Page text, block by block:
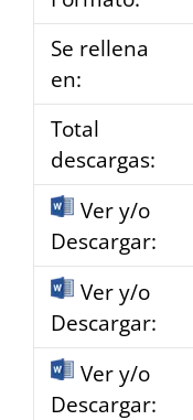
Se rellena
en:
Total
descargas:
Ver y/o
Descargar:
Ver y/o
Descargar:
Ver y/o
Descargar: